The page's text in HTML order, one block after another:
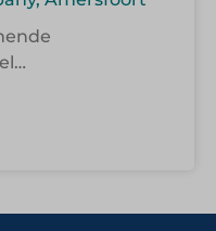
rollen van
om te…